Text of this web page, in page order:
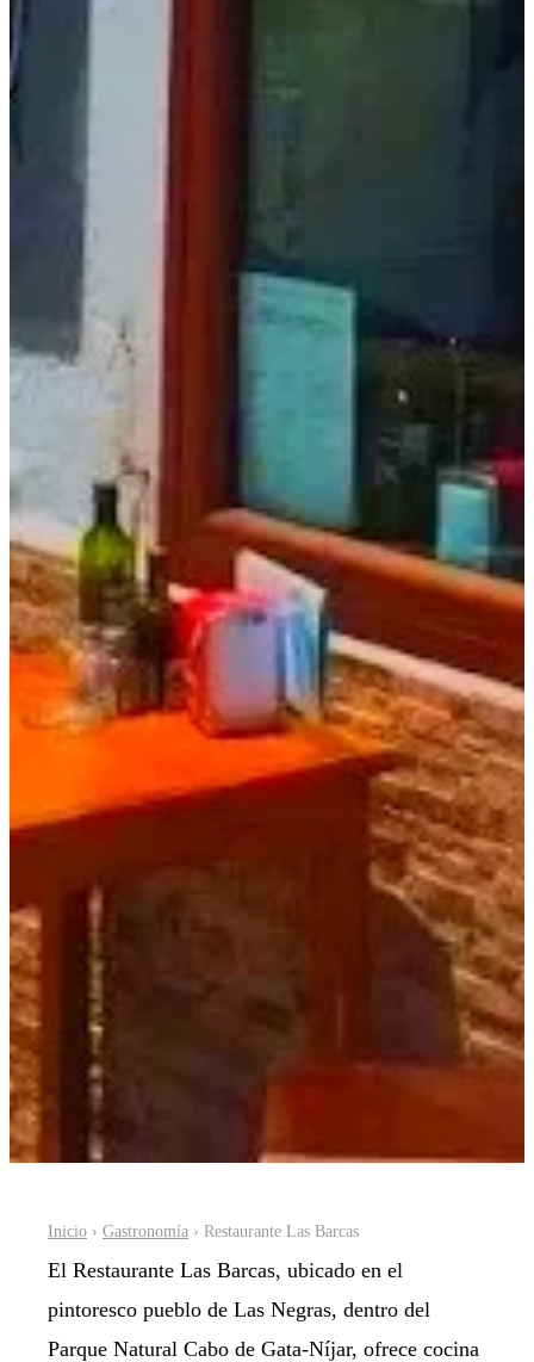
Inicio › Gastronomía › Restaurante Las Barcas
El Restaurante Las Barcas, ubicado en el
pintoresco pueblo de Las Negras, dentro del
Parque Natural Cabo de Gata-Níjar, ofrece cocina